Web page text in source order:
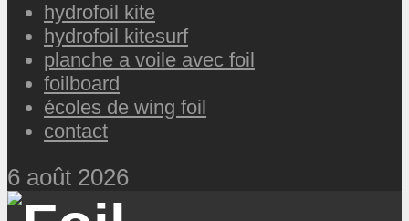
hydrofoil kite
hydrofoil kitesurf
planche a voile avec foil
foilboard
écoles de wing foil
contact
6 août 2026